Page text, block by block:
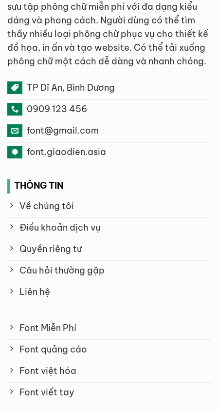
sưu tập phông chữ miễn phí với đa dạng kiểu
dáng và phong cách. Người dùng có thể tìm
thấy nhiều loại phông chữ phục vụ cho thiết kế
đồ họa, in ấn và tạo website. Có thể tải xuống
phông chữ một cách dễ dàng và nhanh chóng.
TP Dĩ An, Bình Dương
0909 123 456
font@gmail.com
font.giaodien.asia
THÔNG TIN
Về chúng tôi
Điều khoản dịch vụ
Quyền riêng tư
Câu hỏi thường gặp
Liên hệ
Font Miễn Phí
Font quảng cáo
Font việt hóa
Font viết tay